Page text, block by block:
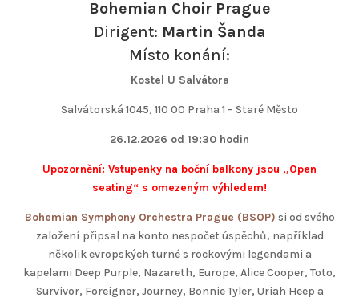
Bohemian Choir Prague
Dirigent: Martin Šanda
Místo konání:
Kostel U Salvátora
Salvátorská 1045, 110 00 Praha 1 – Staré Město
26.12.2026 od 19:30 hodin
Upozornění: Vstupenky na boční balkony jsou „Open
seating“ s omezeným výhledem!
Bohemian Symphony Orchestra Prague (BSOP) si od svého
založení připsal na konto nespočet úspěchů, například
několik evropských turné s rockovými legendami a
kapelami Deep Purple, Nazareth, Europe, Alice Cooper, Toto,
Survivor, Foreigner, Journey, Bonnie Tyler, Uriah Heep a